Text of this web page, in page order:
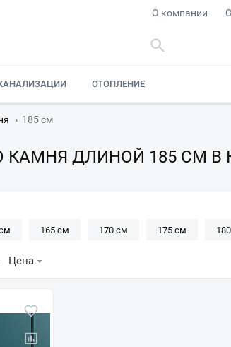
О компании
ОТОПЛЕНИЕ
› 185 см
КАМНЯ ДЛИНОЙ 185 СМ В
165 см 170 см 175 см
Цена